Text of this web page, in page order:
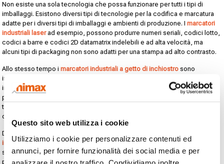
Questo sito web utilizza i cookie
Utilizziamo i cookie per personalizzare contenuti ed
annunci, per fornire funzionalità dei social media e per
Non esiste una sola tecnologia che possa funzionare per tutti i tipi di
imballaggi. Esistono diversi tipi di tecnologie per la codifica e marcatura
adatte per i diversi tipi di imballaggi e ambienti di produzione. Imarcatori
industriali laser ad esempio, possono produrre numeri seriali, codici lotto,
codici a barre e codici 2D datamatrix indelebili e ad alta velocità, ma
alcuni tipi di packaging non sono adatti per una stampa ad alto contrasto.
Allo stesso tempo imarcatori industriali a getto di inchiostro sono
incredibilmente versatili, possono marcare diversi tipi di prodotti e
imballaggi grazie ad una vasta gamma di inchiostri alimentari (e non) e
possono adattarsi agli ambienti di produzione più diversi. E rispetto ad altri
tipi di tecnologie di codifica, come ad esempio la marcatura a getto di
cera, comportano minor fermi di linea.
Dall’altra parte però la qualità della codifica prodotta da
inkjet dipende dal modo con cui i prodotti passano sulla testa di stampa
sulla linea di produzione. Questo potrebbe rendere più complicato il
processo di codifica se l’imballaggio che utilizzate si muove ed è